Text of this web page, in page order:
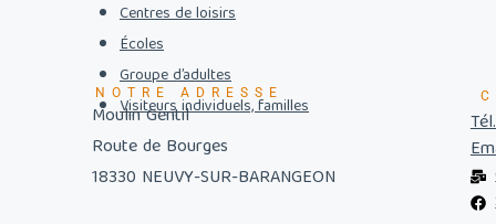
Centres de loisirs
Écoles
Groupe d’adultes
Visiteurs individuels, familles
NOTRE ADRESSE
Moulin Gentil
Route de Bourges
18330 NEUVY-SUR-BARANGEON